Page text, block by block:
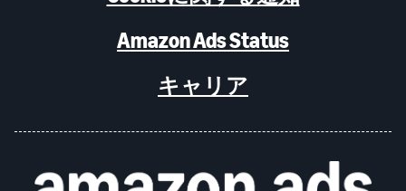
Amazon Ads Status
キャリア